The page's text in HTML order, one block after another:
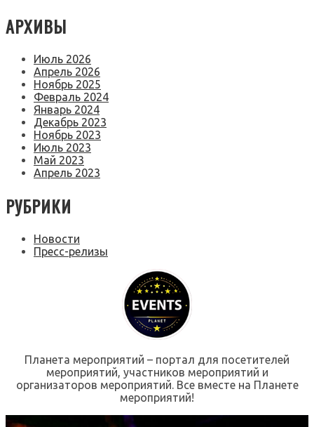
АРХИВЫ
Июль 2026
Апрель 2026
Ноябрь 2025
Февраль 2024
Январь 2024
Декабрь 2023
Ноябрь 2023
Июль 2023
Май 2023
Апрель 2023
РУБРИКИ
Новости
Пресс-релизы
Планета мероприятий – портал для посетителей
мероприятий, участников мероприятий и
организаторов мероприятий. Все вместе на Планете
мероприятий!